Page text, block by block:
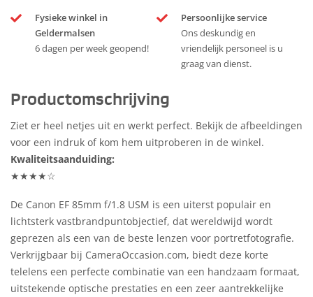
Fysieke winkel in
Geldermalsen
6 dagen per week geopend!
Persoonlijke service
Ons deskundig en
vriendelijk personeel is u
graag van dienst.
Productomschrijving
Ziet er heel netjes uit en werkt perfect. Bekijk de afbeeldingen
voor een indruk of kom hem uitproberen in de winkel.
Kwaliteitsaanduiding:
★★★★☆
De Canon EF 85mm f/1.8 USM is een uiterst populair en
lichtsterk vastbrandpuntobjectief, dat wereldwijd wordt
geprezen als een van de beste lenzen voor portretfotografie.
Verkrijgbaar bij CameraOccasion.com, biedt deze korte
telelens een perfecte combinatie van een handzaam formaat,
uitstekende optische prestaties en een zeer aantrekkelijke